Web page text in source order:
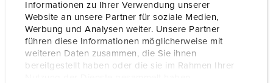
Informationen zu Ihrer Verwendung unserer
Website an unsere Partner für soziale Medien,
Werbung und Analysen weiter. Unsere Partner
führen diese Informationen möglicherweise mit
weiteren Daten zusammen, die Sie ihnen
bereitgestellt haben oder die sie im Rahmen Ihrer
Clock position 9 h
Screw terminals